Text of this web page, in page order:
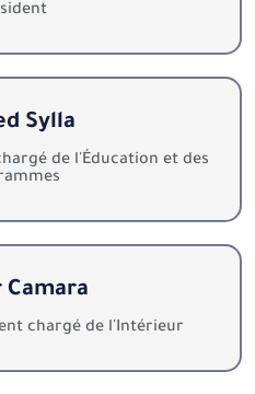
Sylla
de l'Éducation et des
Camara
chargé de l'Intérieur